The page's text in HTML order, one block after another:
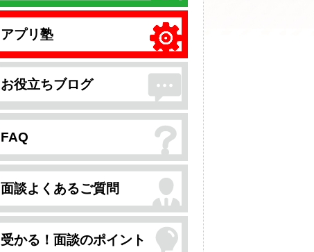
アプリ塾
お役立ちブログ
FAQ
面談よくあるご質問
受かる！面談のポイント